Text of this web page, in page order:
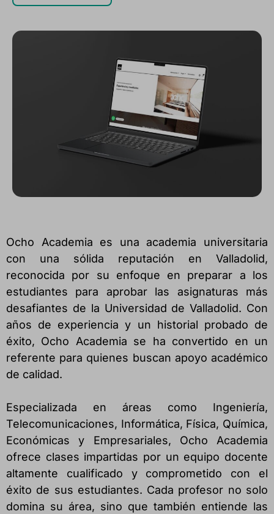
Ocho Academia es una academia universitaria
con una sólida reputación en Valladolid,
reconocida por su enfoque en preparar a los
estudiantes para aprobar las asignaturas más
desafiantes de la Universidad de Valladolid. Con
años de experiencia y un historial probado de
éxito, Ocho Academia se ha convertido en un
referente para quienes buscan apoyo académico
de calidad.
Especializada en áreas como Ingeniería,
Telecomunicaciones, Informática, Física, Química,
Económicas y Empresariales, Ocho Academia
ofrece clases impartidas por un equipo docente
altamente cualificado y comprometido con el
éxito de sus estudiantes. Cada profesor no solo
domina su área, sino que también entiende las